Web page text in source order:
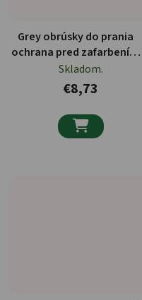
Grey obrúsky do prania
ochrana pred zafarbením
18XXL ks
Skladom.
€8,73
